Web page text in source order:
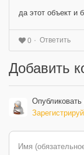
да этот объект и
0 Ответить
Добавить
Имя